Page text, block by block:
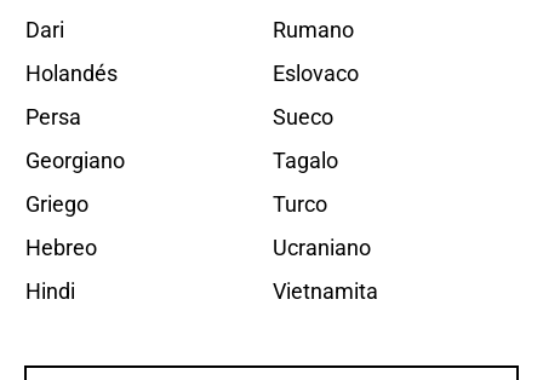
Dari
Holandés
Persa
Georgiano
Griego
Hebreo
Hindi
Rumano
Eslovaco
Sueco
Tagalo
Turco
Ucraniano
Vietnamita